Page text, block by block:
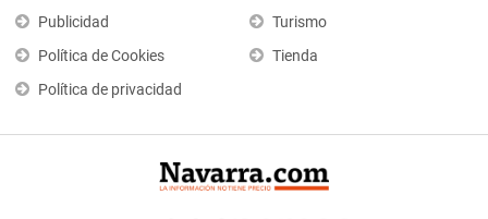
Publicidad
Política de Cookies
Política de privacidad
Turismo
Tienda